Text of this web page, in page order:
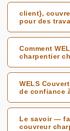
client},
pour des
Comment
charpentier
WELS
de confiance
Le savoir —
couvreur